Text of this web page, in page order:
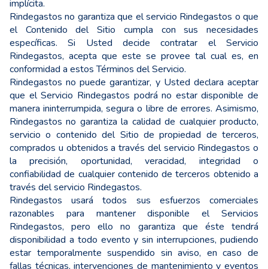
implícita.
Rindegastos no garantiza que el servicio Rindegastos o que
el Contenido del Sitio cumpla con sus necesidades
específicas. Si Usted decide contratar el Servicio
Rindegastos, acepta que este se provee tal cual es, en
conformidad a estos Términos del Servicio.
Rindegastos no puede garantizar, y Usted declara aceptar
que el Servicio Rindegastos podrá no estar disponible de
manera ininterrumpida, segura o libre de errores. Asimismo,
Rindegastos no garantiza la calidad de cualquier producto,
servicio o contenido del Sitio de propiedad de terceros,
comprados u obtenidos a través del servicio Rindegastos o
la precisión, oportunidad, veracidad, integridad o
confiabilidad de cualquier contenido de terceros obtenido a
través del servicio Rindegastos.
Rindegastos usará todos sus esfuerzos comerciales
razonables para mantener disponible el Servicios
Rindegastos, pero ello no garantiza que éste tendrá
disponibilidad a todo evento y sin interrupciones, pudiendo
estar temporalmente suspendido sin aviso, en caso de
fallas técnicas, intervenciones de mantenimiento y eventos